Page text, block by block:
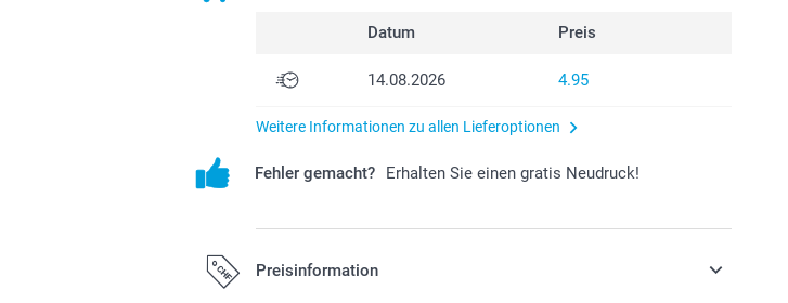
Datum Preis
14.08.2026 4.95
Weitere Informationen zu allen Lieferoptionen
Fehler gemacht? Erhalten Sie einen gratis Neudruck!
Preisinformation